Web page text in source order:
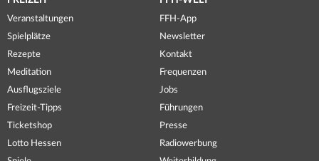
Veranstaltungen
Spielplätze
Rezepte
Meditation
Ausflugsziele
Freizeit-Tipps
Ticketshop
Lotto Hessen
FFH-App
Newsletter
Kontakt
Frequenzen
Jobs
Führungen
Presse
Radiowerbung